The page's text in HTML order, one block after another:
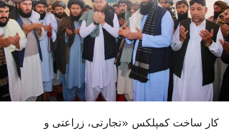
کار ساخت کمپلکس «تجارتی، زراعتی و